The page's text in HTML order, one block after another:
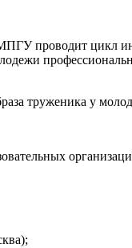
проводит цикл
труженика у